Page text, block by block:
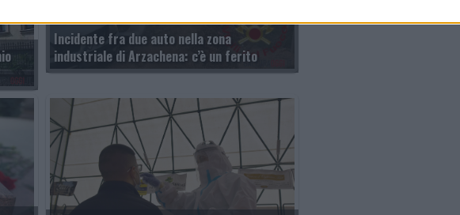
Incidente fra due auto nella zona
industriale di Arzachena: c’è un ferito